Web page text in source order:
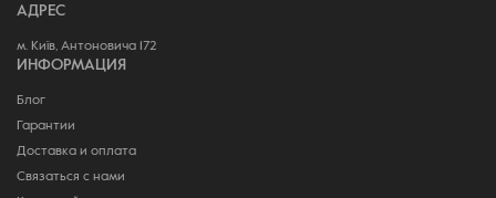
АДРЕС
м. Київ, Антоновича 172
ИНФОРМАЦИЯ
Блог
Гарантии
Доставка и оплата
Связаться с нами